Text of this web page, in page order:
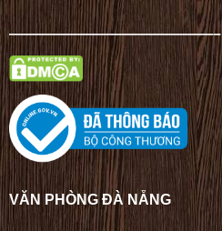
——————————————–
VĂN PHÒNG ĐÀ NẴNG